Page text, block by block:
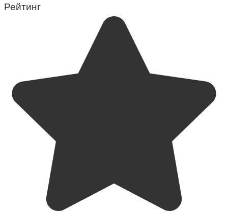
Рейтинг